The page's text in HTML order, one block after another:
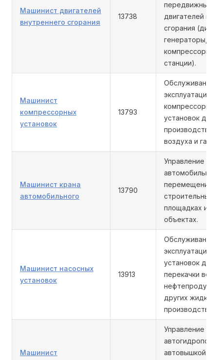
Машинист двигателей
внутреннего сгорания
13738
передвижных
двигателей
сгорания
генераторы,
станции).
Машинист
компрессорных
установок
13793
Обслуживание
эксплуатация
компрессорных
установок для
производства
воздуха и
Машинист крана
автомобильного
13790
Управление
перемещение
строительных
площадках и
объектах.
Машинист насосных
установок
13913
Обслуживание
эксплуатация
установок для
перекачки
других
производстве.
Машинист
Управление
автовышкой